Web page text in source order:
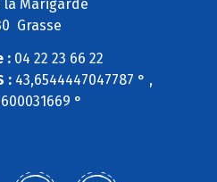
la Marigarde
Grasse
:04 22 23 66 22
: 43,6544447047787 ° ,
°